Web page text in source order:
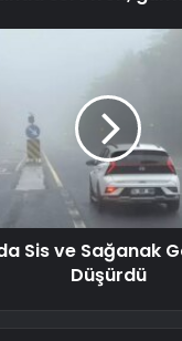
Sis ve Sağanak
Düşürdü